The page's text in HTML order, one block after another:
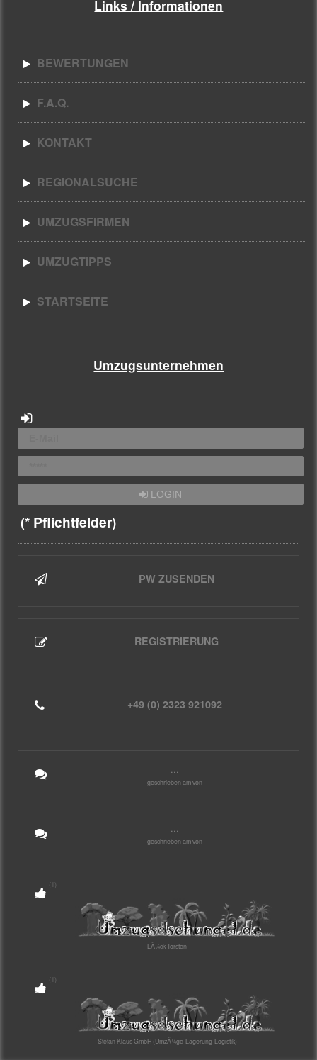
Links / Informationen
BEWERTUNGEN
F.A.Q.
KONTAKT
REGIONALSUCHE
UMZUGSFIRMEN
UMZUGTIPPS
STARTSEITE
Umzugsunternehmen
LOGIN
(* Pflichtfelder)
PW ZUSENDEN
REGISTRIERUNG
+49 (0) 2323 921092
...
geschrieben am von
...
geschrieben am von
(1)
LÃ¼ck Torsten
(1)
Stefan Klaus GmbH (UmzÃ¼ge-Lagerung-Logistik)